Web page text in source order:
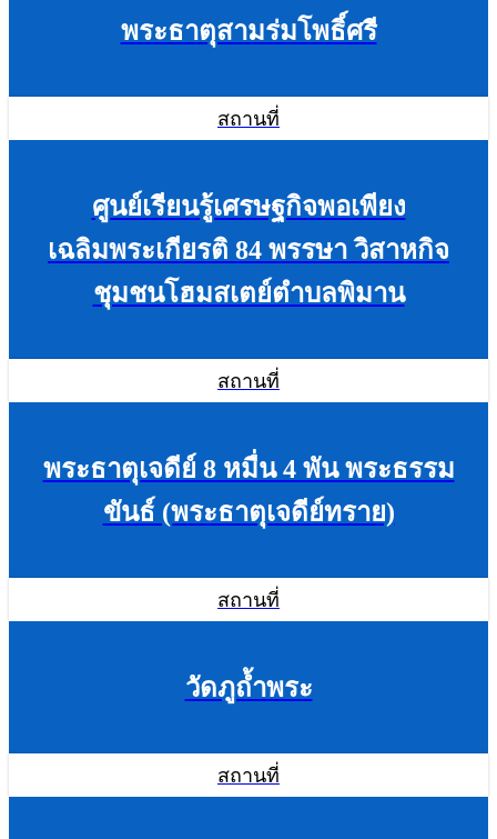
พระธาตุสามร่มโพธิ์ศรี
สถานที่
ศูนย์เรียนรู้เศรษฐกิจพอเพียง
เฉลิมพระเกียรติ 84 พรรษา วิสาหกิจ
ชุมชนโฮมสเตย์ตำบลพิมาน
สถานที่
พระธาตุเจดีย์ 8 หมื่น 4 พัน พระธรรม
ขันธ์ (พระธาตุเจดีย์ทราย)
สถานที่
วัดภูถ้ำพระ
สถานที่